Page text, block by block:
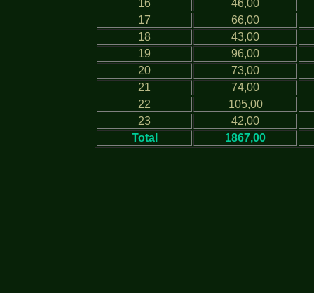
16
46,00
17
66,00
18
43,00
19
96,00
20
73,00
21
74,00
22
105,00
23
42,00
Total
1867,00